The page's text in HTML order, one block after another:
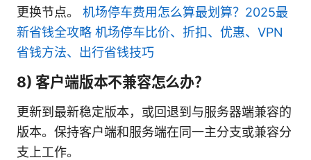
更换节点。 机场停车费用怎么算最划算？2025最
新省钱全攻略 机场停车比价、折扣、优惠、VPN
省钱方法、出行省钱技巧
8) 客户端版本不兼容怎么办？
更新到最新稳定版本，或回退到与服务器端兼容的
版本。保持客户端和服务端在同一主分支或兼容分
支上工作。